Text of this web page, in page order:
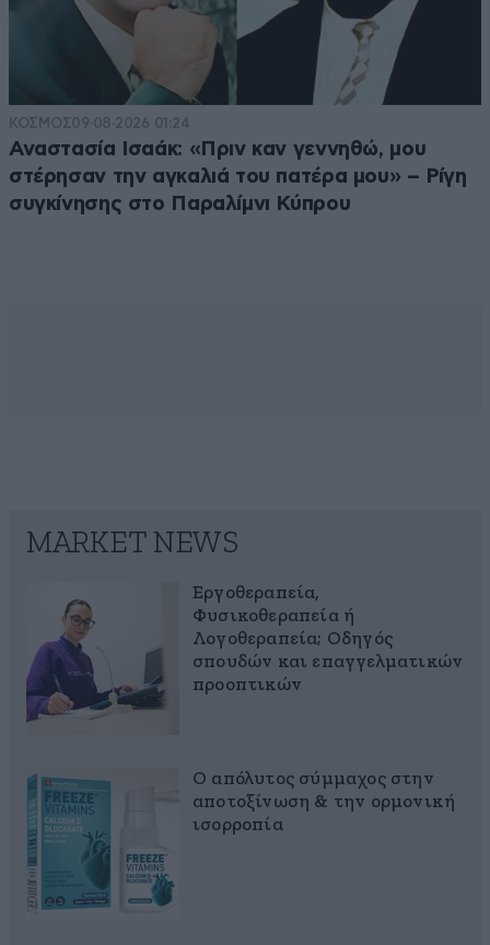
ΚΟΣΜΟΣ09·08·2026 01:24
Αναστασία Ισαάκ: «Πριν καν γεννηθώ, μου
στέρησαν την αγκαλιά του πατέρα μου» – Ρίγη
συγκίνησης στο Παραλίμνι Κύπρου
MARKET NEWS
Εργοθεραπεία,
Φυσικοθεραπεία ή
Λογοθεραπεία; Οδηγός
σπουδών και επαγγελματικών
προοπτικών
Ο απόλυτος σύμμαχος στην
αποτοξίνωση & την ορμονική
ισορροπία